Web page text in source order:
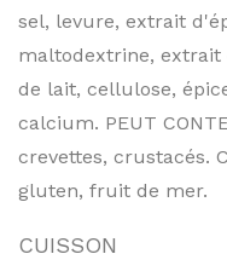
sel, levure, extrait
maltodextrine, extrait
de lait, cellulose,
calcium. PEUT
crevettes, crustacés.
gluten, fruit de mer.
CUISSON